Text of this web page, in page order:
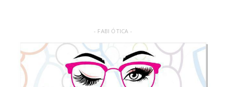
- FABI ÓTICA -